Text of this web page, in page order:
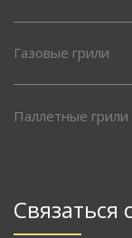
Газовые грили
Паллетные грили
Связаться